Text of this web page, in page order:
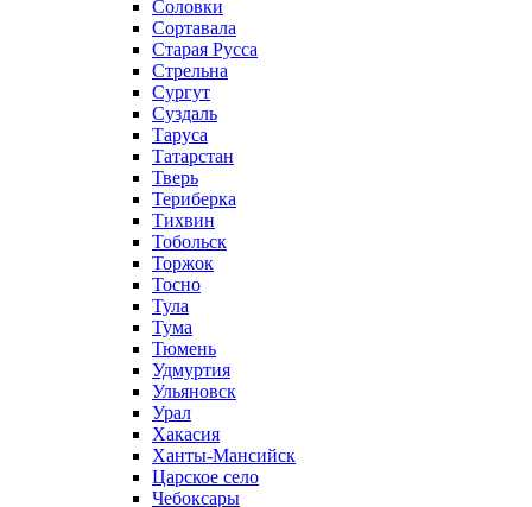
Соловки
Сортавала
Старая Русса
Стрельна
Сургут
Суздаль
Таруса
Татарстан
Тверь
Териберка
Тихвин
Тобольск
Торжок
Тосно
Тула
Тума
Тюмень
Удмуртия
Ульяновск
Урал
Хакасия
Ханты-Мансийск
Царское село
Чебоксары